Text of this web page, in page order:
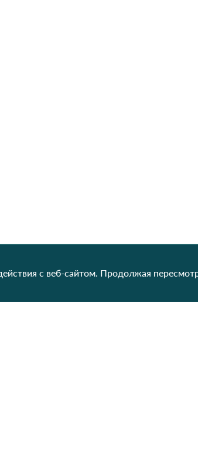
с веб-сайтом. Продолжая